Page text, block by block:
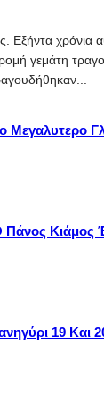
Εξήντα χρόνια
γεμάτη
Κιάμος
19 Και